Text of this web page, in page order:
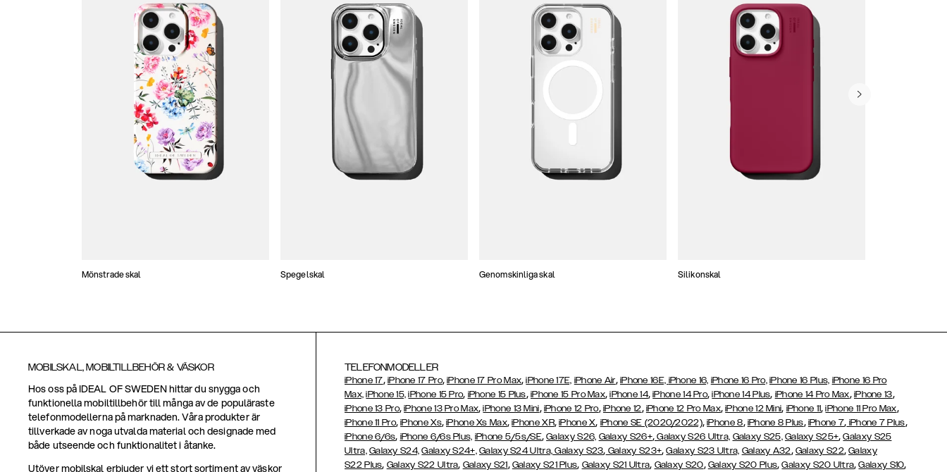
Mönstrade skal Spegelskal Genomskinliga skal Silikonskal
MOBILSKAL, MOBILTILLBEHÖR & VÄSKOR
Hos oss på IDEAL OF SWEDEN hittar du snygga och
funktionella mobiltillbehör till många av de populäraste
telefonmodellerna på marknaden. Våra produkter är
tillverkade av noga utvalda material och designade med
både utseende och funktionalitet i åtanke.
Utöver mobilskal erbjuder vi ett stort sortiment av väskor
TELEFONMODELLER
iPhone 17, iPhone 17 Pro,iPhone 17 Pro Max,iPhone 17E, iPhone Air, iPhone 16E, iPhone 16, iPhone 16 Pro, iPhone 16 Plus, iPhone 16 Pro
Max, iPhone 15, iPhone 15 Pro, iPhone 15 Plus, iPhone 15 Pro Max,iPhone 14,iPhone 14 Pro,iPhone 14 Plus, iPhone 14 Pro Max, iPhone 13,
iPhone 13 Pro,iPhone 13 Pro Max,iPhone 13 Mini, iPhone 12 Pro, iPhone 12, iPhone 12 Pro Max,iPhone 12 Mini, iPhone 11,iPhone 11 Pro Max,
iPhone 11 Pro,iPhone Xs,iPhone Xs Max,iPhone XR,iPhone X, iPhone SE (2020/2022),iPhone 8, iPhone 8 Plus, iPhone 7, iPhone 7 Plus,
iPhone 6/6s, iPhone 6/6s Plus, iPhone 5/5s/SE,Galaxy S26, Galaxy S26+,Galaxy S26 Ultra, Galaxy S25, Galaxy S25+,Galaxy S25
Ultra, Galaxy S24, Galaxy S24+, Galaxy S24 Ultra, Galaxy S23, Galaxy S23+,Galaxy S23 Ultra, Galaxy A32, Galaxy S22,Galaxy
S22 Plus, Galaxy S22 Ultra, Galaxy S21, Galaxy S21 Plus, Galaxy S21 Ultra, Galaxy S20, Galaxy S20 Plus,Galaxy S20 Ultra,Galaxy S10,